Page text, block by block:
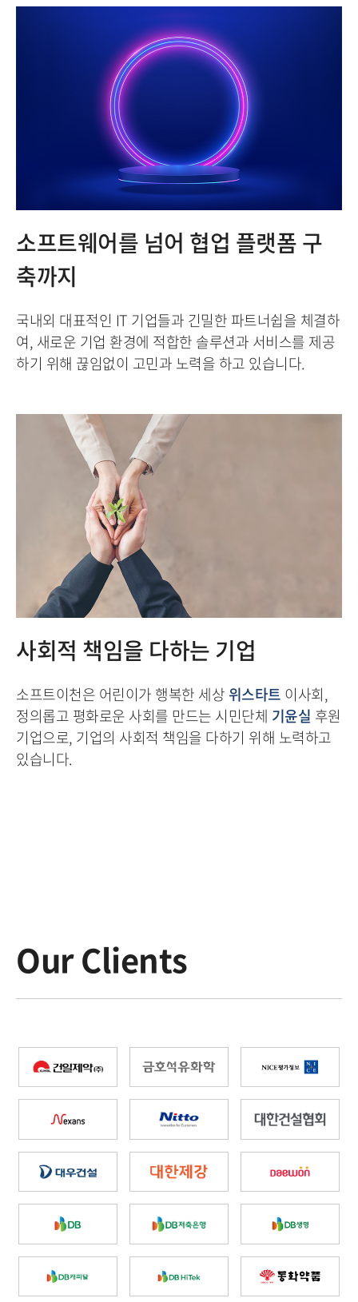
소프트웨어를 넘어 협업 플랫폼 구
축까지
국내외 대표적인 IT 기업들과 긴밀한 파트너쉽을 체결하
여, 새로운 기업 환경에 적합한 솔루션과 서비스를 제공
하기 위해 끊임없이 고민과 노력을 하고 있습니다.
사회적 책임을 다하는 기업
소프트이천은 어린이가 행복한 세상 위스타트 이사회,
정의롭고 평화로운 사회를 만드는 시민단체 기윤실 후원
기업으로, 기업의 사회적 책임을 다하기 위해 노력하고
있습니다.
Our Clients